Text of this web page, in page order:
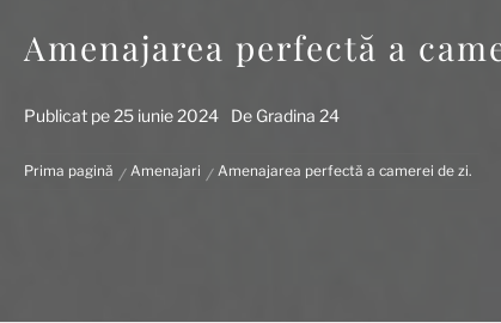
Amenajarea perfectă a
Publicat pe 25 iunie 2024 De Gradina 24
Prima pagină Amenajari Amenajarea perfectă a camerei de zi.